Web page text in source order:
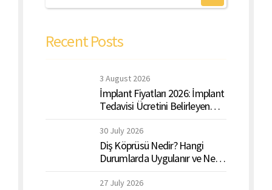
Recent Posts
3 August 2026
İmplant Fiyatları 2026: İmplant
Tedavisi Ücretini Belirleyen
30 July 2026
Diş Köprüsü Nedir? Hangi
Durumlarda Uygulanır ve Ne
27 July 2026